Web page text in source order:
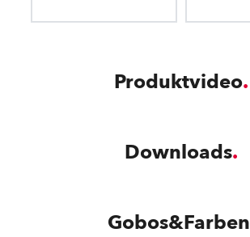
Produktvideo
Downloads
Gobos&Farben